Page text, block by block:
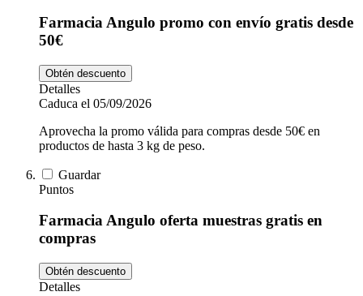
Farmacia Angulo promo con envío gratis desde
50€
Obtén descuento
Detalles
Caduca el 05/09/2026
Aprovecha la promo válida para compras desde 50€ en
productos de hasta 3 kg de peso.
Guardar
Puntos
Farmacia Angulo oferta muestras gratis en
compras
Obtén descuento
Detalles